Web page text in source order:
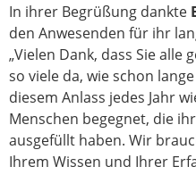
In ihrer Begrüßung dankte
den Anwesenden für ihr
„Vielen Dank, dass Sie alle
so viele da, wie schon
diesem Anlass jedes Jahr
Menschen begegnet, die
ausgefüllt haben. Wir
Ihrem Wissen und Ihrer